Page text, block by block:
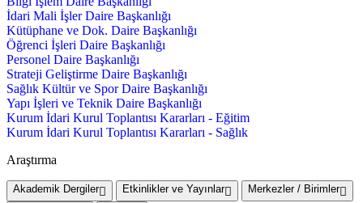
İdari Mali İşler Daire Başkanlığı
Kütüphane ve Dok. Daire Başkanlığı
Öğrenci İşleri Daire Başkanlığı
Personel Daire Başkanlığı
Strateji Geliştirme Daire Başkanlığı
Sağlık Kültür ve Spor Daire Başkanlığı
Yapı İşleri ve Teknik Daire Başkanlığı
Kurum İdari Kurul Toplantısı Kararları - Eğitim
Kurum İdari Kurul Toplantısı Kararları - Sağlık
Araştırma
Akademik Dergiler Etkinlikler ve Yayınlar
Merkezler / Birimler